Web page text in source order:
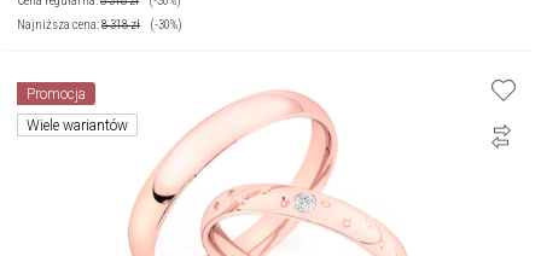
Najniższa cena:8 318zł (-30%)
Promocja
Wiele wariantów